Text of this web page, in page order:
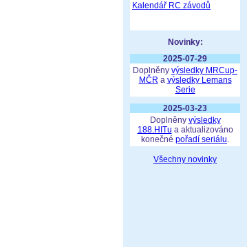
Kalendář RC závodů
Novinky:
2025-07-29
Doplněny výsledky MRCup-
MČR a výsledky Lemans
Serie
2025-03-23
Doplněny výsledky
188.HITu a aktualizováno
konečné pořadí seriálu.
Všechny novinky